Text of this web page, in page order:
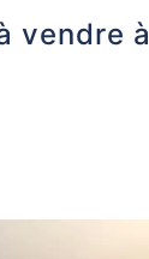
vendre à